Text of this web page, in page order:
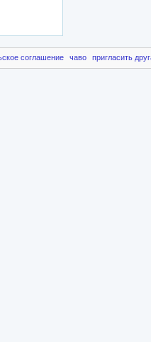
соглашение чаво пригласить